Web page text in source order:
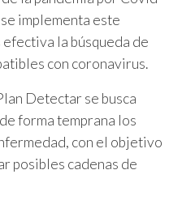
implementa este
la búsqueda de
con coronavirus.
Detectar se busca
forma temprana los
con el objetivo
posibles cadenas de